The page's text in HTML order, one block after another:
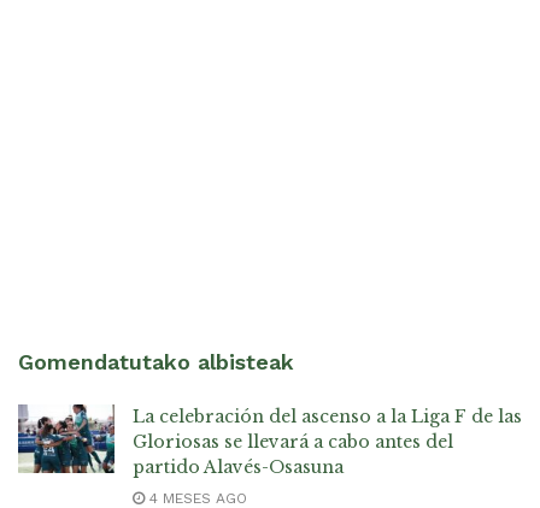
Gomendatutako albisteak
La celebración del ascenso a la Liga F de las
Gloriosas se llevará a cabo antes del
partido Alavés-Osasuna
4 MESES AGO